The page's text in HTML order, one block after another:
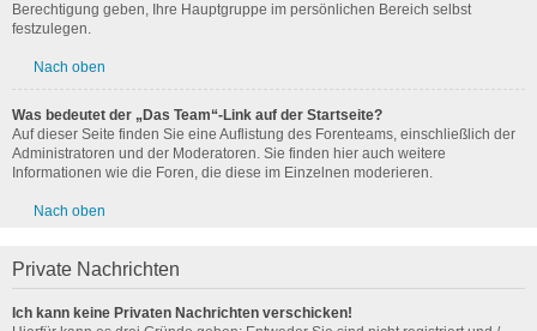
Berechtigung geben, Ihre Hauptgruppe im persönlichen Bereich selbst
festzulegen.
Nach oben
Was bedeutet der „Das Team“-Link auf der Startseite?
Auf dieser Seite finden Sie eine Auflistung des Forenteams, einschließlich der
Administratoren und der Moderatoren. Sie finden hier auch weitere
Informationen wie die Foren, die diese im Einzelnen moderieren.
Nach oben
Private Nachrichten
Ich kann keine Privaten Nachrichten verschicken!